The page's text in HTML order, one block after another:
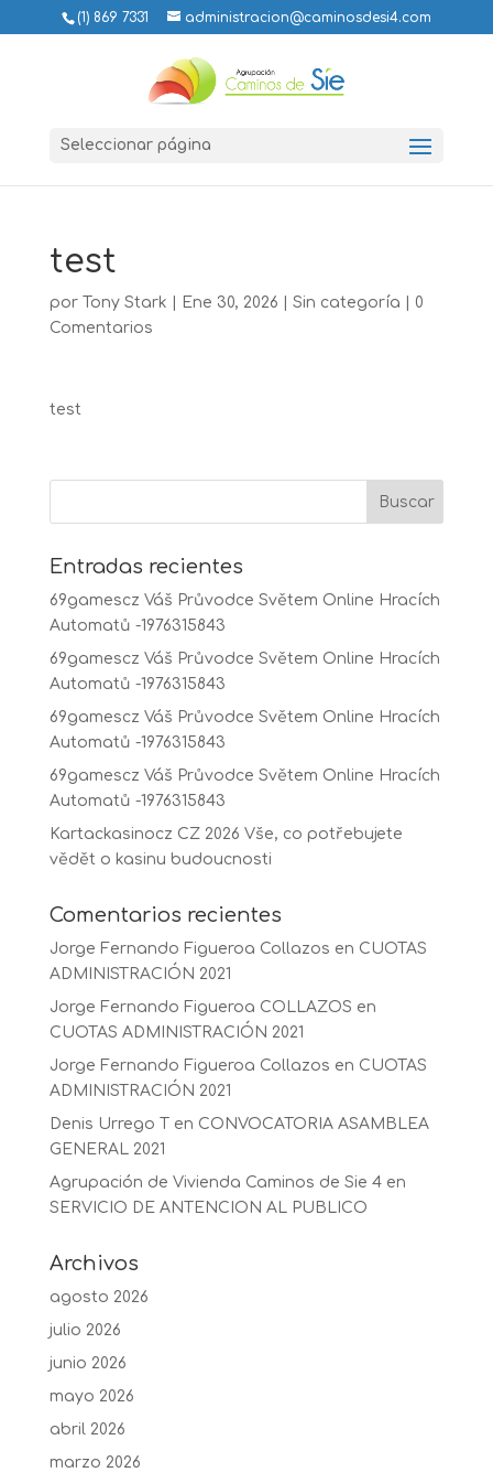
(1) 869 7331 administracion@caminosdesi4.com
Seleccionar página
test
por Tony Stark Ene 30, 2026 Sin categoría
0
Comentarios
test
Entradas recientes
69gamescz Váš Průvodce Světem Online Hracích
Automatů -1976315843
69gamescz Váš Průvodce Světem Online Hracích
Automatů -1976315843
69gamescz Váš Průvodce Světem Online Hracích
Automatů -1976315843
69gamescz Váš Průvodce Světem Online Hracích
Automatů -1976315843
Kartackasinocz CZ 2026 Vše, co potřebujete
vědět o kasinu budoucnosti
Comentarios recientes
Jorge Fernando Figueroa Collazos en CUOTAS
ADMINISTRACIÓN 2021
Jorge Fernando Figueroa COLLAZOS en
CUOTAS ADMINISTRACIÓN 2021
Jorge Fernando Figueroa Collazos en CUOTAS
ADMINISTRACIÓN 2021
Denis Urrego T
en CONVOCATORIA ASAMBLEA
GENERAL 2021
Agrupación de Vivienda Caminos de Sie 4en
SERVICIO DE ANTENCION AL PUBLICO
Archivos
agosto 2026
julio 2026
junio 2026
mayo 2026
abril 2026
marzo 2026